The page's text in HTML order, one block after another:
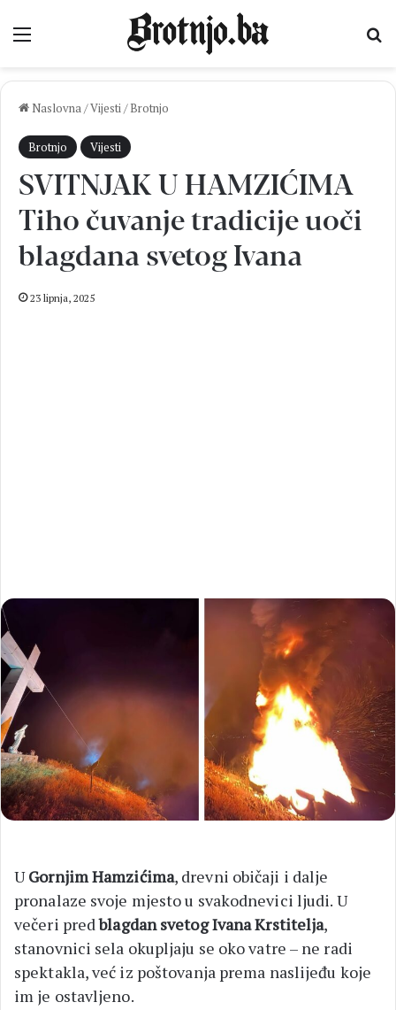
Izbornik
Naslovna/Vijesti/ Brotnjo
Brotnjo Vijesti
SVITNJAK U HAMZIĆIMA
Tiho čuvanje tradicije uoči
blagdana svetog Ivana
23 lipnja, 2025
UGornjim Hamzićima, drevni običaji i dalje
pronalaze svoje mjesto u svakodnevici ljudi. U
večeri predblagdan svetog Ivana Krstitelja,
stanovnici sela okupljaju se oko vatre – ne radi
spektakla, već iz poštovanja prema naslijeđu koje
im je ostavljeno.